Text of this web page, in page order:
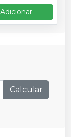
Adicionar
Calcular